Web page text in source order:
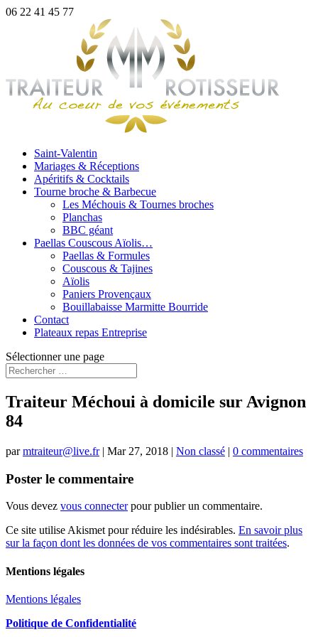
06 22 41 45 77
Saint-Valentin
Mariages & Réceptions
Apéritifs & Cocktails
Tourne broche & Barbecue
Les Méchouis & Tournes broches
Planchas
BBC géant
Paellas Couscous Aïolis…
Paellas & Formules
Couscous & Tajines
Aïolis
Paniers Provençaux
Bouillabaisse Marmitte Bourride
Contact
Plateaux repas Entreprise
Sélectionner une page
Traiteur Méchoui à domicile sur Avignon
84
parmtraiteur@live.fr| Mar 27, 2018 | Non classé | 0 commentaires
Poster le commentaire
Vous devez vous connecterpour publier un commentaire.
Ce site utilise Akismet pour réduire les indésirables. En savoir plus
sur la façon dont les données de vos commentaires sont traitées.
Mentions légales
Mentions légales
Politique de Confidentialité